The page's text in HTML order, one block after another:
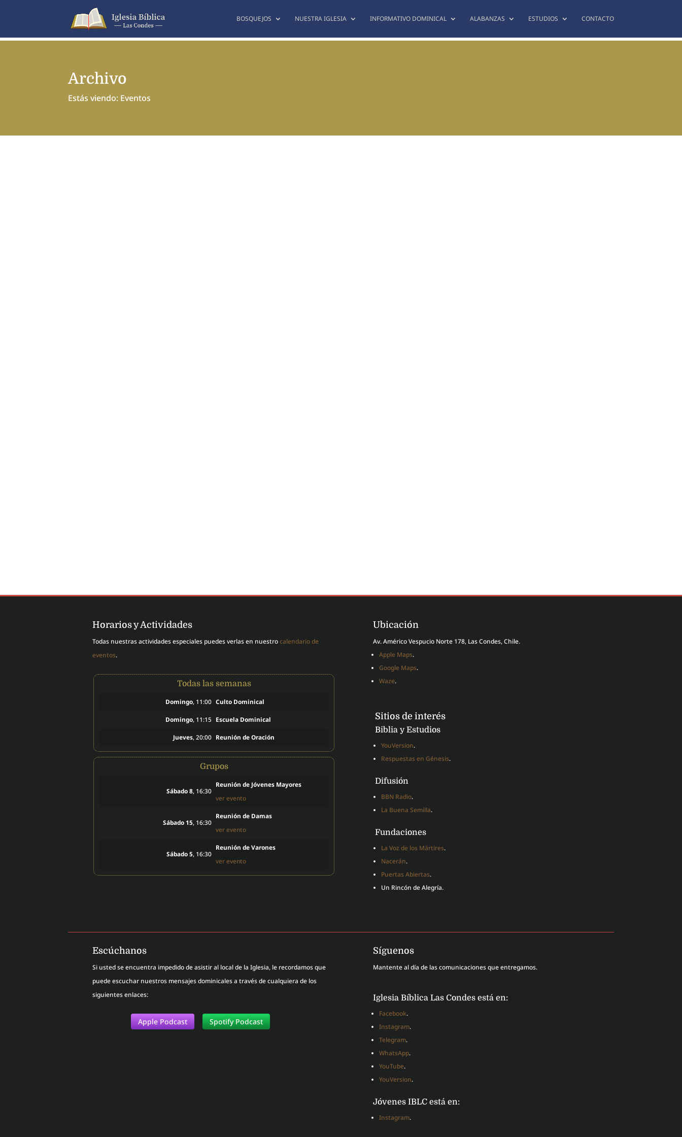
BOSQUEJOS NUESTRA IGLESIA INFORMATIVO DOMINICAL ALABANZAS ESTUDIOS CONTACTO
Archivo
Estás viendo: Eventos
Horarios y Actividades
Todas nuestras actividades especiales puedes verlas en nuestrocalendario de
eventos.
Todas las semanas
Domingo, 11:00 Culto Dominical
Domingo, 11:15 Escuela Dominical
Jueves, 20:00 Reunión de Oración
Grupos
Sábado 8, 16:30
Reunión de Jóvenes Mayores
ver evento
Sábado 15, 16:30
Reunión de Damas
ver evento
Sábado 5, 16:30
Reunión de Varones
ver evento
Ubicación
Av. Américo Vespucio Norte 178, Las Condes, Chile.
Apple Maps.
Google Maps.
Waze.
Sitios de interés
Biblia y Estudios
YouVersion.
Respuestas en Génesis.
Difusión
BBN Radio.
La Buena Semilla.
Fundaciones
La Voz de los Mártires.
Nacerán.
Puertas Abiertas.
Un Rincón de Alegría.
Escúchanos
Si usted se encuentra impedido de asistir al local de la Iglesia, le recordamos que
puede escuchar nuestros mensajes dominicales a través de cualquiera de los
siguientes enlaces:
Apple Podcast Spotify Podcast
Síguenos
Mantente al día de las comunicaciones que entregamos.
Iglesia Bíblica Las Condes está en:
Facebook.
Instagram.
Telegram.
WhatsApp.
YouTube.
YouVersion.
Jóvenes IBLC está en:
Instagram.